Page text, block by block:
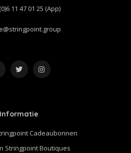
11 47 01 25 (App)
Informatie
Cadeaubonnen
Stringpoint Boutiques